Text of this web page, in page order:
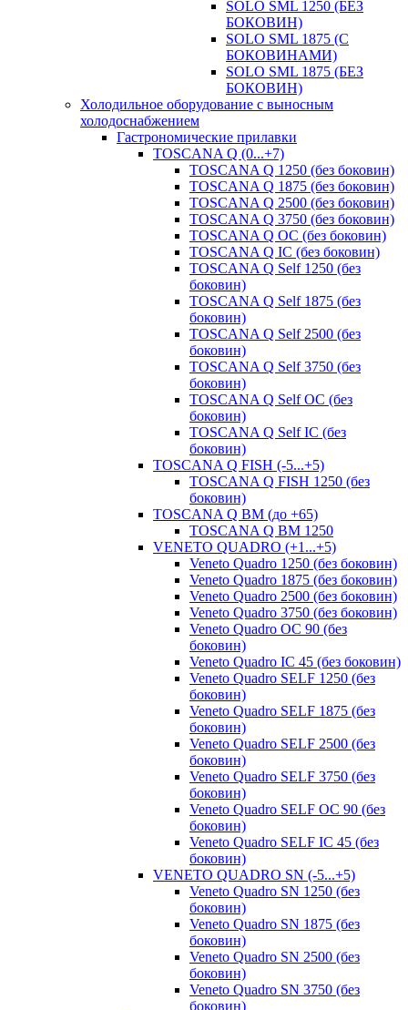
SOLO SML 1250 (БЕЗ
БОКОВИН)
SOLO SML 1875 (С
БОКОВИНАМИ)
SOLO SML 1875 (БЕЗ
БОКОВИН)
Холодильное оборудование с выносным
холодоснабжением
Гастрономические прилавки
TOSCANA Q (0...+7)
TOSCANA Q 1250 (без боковин)
TOSCANA Q 1875 (без боковин)
TOSCANA Q 2500 (без боковин)
TOSCANA Q 3750 (без боковин)
TOSCANA Q ОС (без боковин)
TOSCANA Q IC (без боковин)
TOSCANA Q Self 1250 (без
боковин)
TOSCANA Q Self 1875 (без
боковин)
TOSCANA Q Self 2500 (без
боковин)
TOSCANA Q Self 3750 (без
боковин)
TOSCANA Q Self OC (без
боковин)
TOSCANA Q Self IC (без
боковин)
TOSCANA Q FISH (-5...+5)
TOSCANA Q FISH 1250 (без
боковин)
TOSCANA Q ВМ (до +65)
TOSCANA Q BM 1250
VENETO QUADRO (+1...+5)
Veneto Quadro 1250 (без боковин)
Veneto Quadro 1875 (без боковин)
Veneto Quadro 2500 (без боковин)
Veneto Quadro 3750 (без боковин)
Veneto Quadro OC 90 (без
боковин)
Veneto Quadro IC 45 (без боковин)
Veneto Quadro SELF 1250 (без
боковин)
Veneto Quadro SELF 1875 (без
боковин)
Veneto Quadro SELF 2500 (без
боковин)
Veneto Quadro SELF 3750 (без
боковин)
Veneto Quadro SELF OC 90 (без
боковин)
Veneto Quadro SELF IC 45 (без
боковин)
VENETO QUADRO SN (-5...+5)
Veneto Quadro SN 1250 (без
боковин)
Veneto Quadro SN 1875 (без
боковин)
Veneto Quadro SN 2500 (без
боковин)
Veneto Quadro SN 3750 (без
боковин)